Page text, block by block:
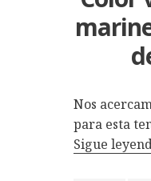
Nos
para esta
Sigue